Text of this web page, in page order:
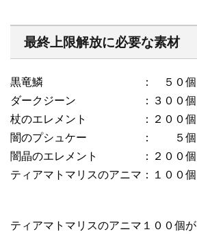
最終上限解放に必要な素材
黒竜鱗 ： ５０個
ダークジーン ：３００個
杖のエレメント ：２００個
闇のプシュケー ： ５個
闇晶のエレメント ：２００個
ティアマトマリスのアニマ：１００個
ティアマトマリスのアニマ１００個が